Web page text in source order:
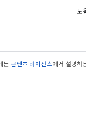
도
는 콘텐츠 라이선스에서 설명하